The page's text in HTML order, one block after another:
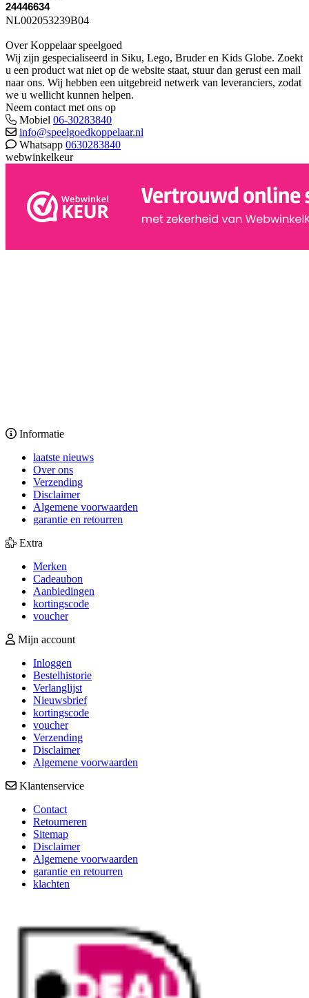
24446634
NL002053239B04
Over Koppelaar speelgoed
Wij zijn gespecialiseerd in Siku, Lego, Bruder en Kids Globe. Zoekt
u een product wat niet op de website staat, stuur dan gerust een mail
naar ons. Wij hebben een uitgebreid netwerk van leveranciers, zodat
we u wellicht kunnen helpen.
Neem contact met ons op
Mobiel 06-30283840
info@speelgoedkoppelaar.nl
Whatsapp 0630283840
webwinkelkeur
Informatie
laatste nieuws
Over ons
Verzending
Disclaimer
Algemene voorwaarden
garantie en retourren
Extra
Merken
Cadeaubon
Aanbiedingen
kortingscode
voucher
Mijn account
Inloggen
Bestelhistorie
Verlanglijst
Nieuwsbrief
kortingscode
voucher
Verzending
Disclaimer
Algemene voorwaarden
Klantenservice
Contact
Retourneren
Sitemap
Disclaimer
Algemene voorwaarden
garantie en retourren
klachten